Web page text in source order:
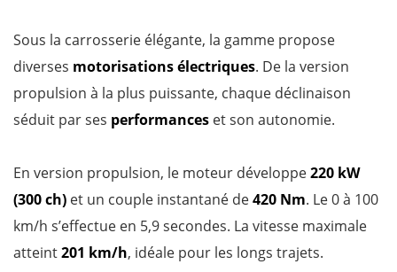
Sous la carrosserie élégante, la gamme propose
diverses motorisations électriques. De la version
propulsion à la plus puissante, chaque déclinaison
séduit par ses performances et son autonomie.
En version propulsion, le moteur développe220 kW
(300 ch) et un couple instantané de420 Nm. Le 0 à 100
km/h s’effectue en 5,9 secondes. La vitesse maximale
atteint201 km/h, idéale pour les longs trajets.